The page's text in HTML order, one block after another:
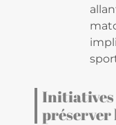
préserver